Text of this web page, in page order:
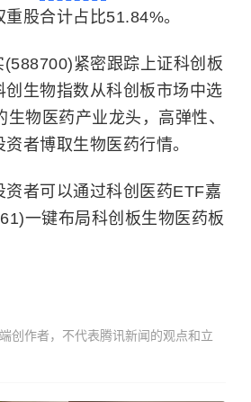
股合计占比51.84%。
紧密跟踪上证科创板
创生物指数从科创板市场中选
物医药产业龙头，高弹性、
者博取生物医药行情。
资者可以通过科创医药ETF嘉
一键布局科创板生物医药板
创作者，不代表腾讯新闻的观点和立